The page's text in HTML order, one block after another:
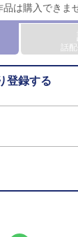
は購入できま
話
登録する